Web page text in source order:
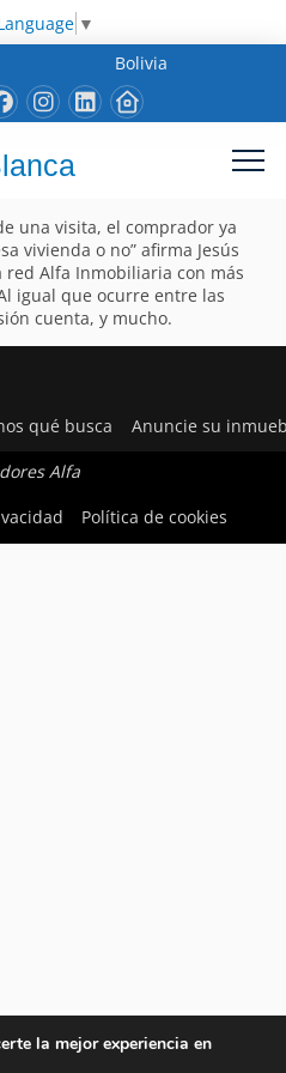
▼
Bolivia
una visita, el comprador ya
vivienda o no” afirma Jesús
Alfa Inmobiliaria con más
igual que ocurre entre las
cuenta, y mucho.
qué busca Anuncie su
Alfa
Política de cookies
la mejor experiencia en